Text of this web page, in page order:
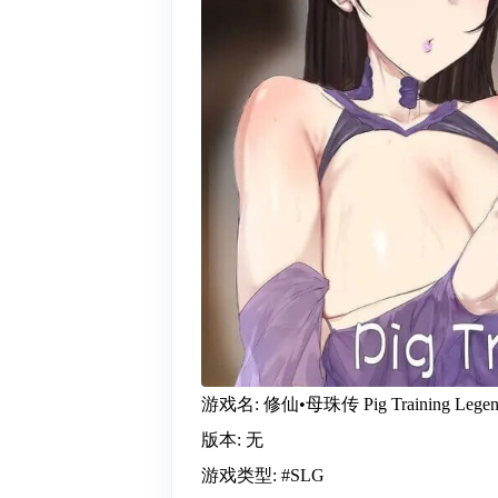
游戏名: 修仙•母珠传 Pig Training
版本: 无
游戏类型: #SLG